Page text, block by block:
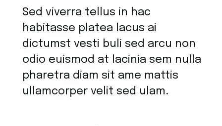
Sed viverra tellus in hac
habitasse platea lacus ai
dictumst vesti buli sed arcu non
odio euismod at lacinia sem nulla
pharetra diam sit ame mattis
ullamcorper velit sed ulam.